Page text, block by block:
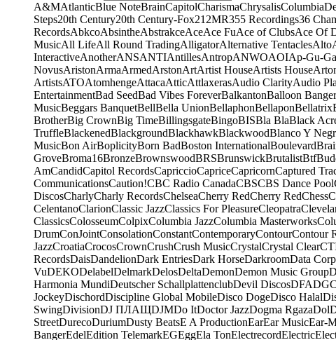
A&MAtlanticBlue NoteBrainCapitolCharismaChrysalisColumbia
Steps20th Century20th Century-Fox21 2MR355 Recordings36
RecordsAbkcoAbsintheAbstrakceAceAce FuAce of ClubsAce Of
MusicAll LifeAll Round TradingAlligatorAlternative TentaclesAlto
InteractiveAnotherANSANTIAntillesAntropANWOAOIAp-Gu-Ga
NovusAristonArmaArmedArstonArtArtist HouseArtists House
ArtistsATOAtomhengeAttacaAtticAttlaxerasAudio ClarityAudio
EntertainmentBad SeedBad Vibes ForeverBalkantonBalloon Banger
MusicBeggars BanquetBellBella UnionBellaphonBellaponBellatrix
BrotherBig CrownBig TimeBillingsgateBingoBISBla BlaBlack
TruffleBlackenedBlackgroundBlackhawkBlackwoodBlanco Y
MusicBon AirBoplicityBorn BadBoston InternationalBoulevard
GroveBroma16BronzeBrownswoodBRSBrunswickBrutalistBtf
AmCandidCapitol RecordsCapriccioCapriceCapricornCaptured
CommunicationsCaution!CBC Radio CanadaCBSCBS Dance Pool
DiscosCharlyCharly RecordsChelseaCherry RedCherry RedChess
CelentanoClarionClassic JazzClassics For PleasureCleopatra
ClassicsColosseumColpixColumbia JazzColumbia Masterworks
DrumConJointConsolationConstantContemporaryContourContour
JazzCroatiaCrocosCrownCrushCrush MusicCrystalCrystal Clear
RecordsDaisDandelionDark EntriesDark HorseDarkroomData
VuDEKODelabelDelmarkDelosDeltaDemonDemon Music Group
Harmonia MundiDeutscher SchallplattenclubDevil DiscosDFADGC
JockeyDischordDiscipline Global MobileDisco DogeDisco Halal
SwingDivisionDJ ПЛАЩDJMDo ItDoctor JazzDogma RgazaDol
StreetDurecoDuriumDusty BeatsE A ProductionEarEar MusicEar-
BangerEdelEdition TelemarkEGEggEla TonElectrecordElectric